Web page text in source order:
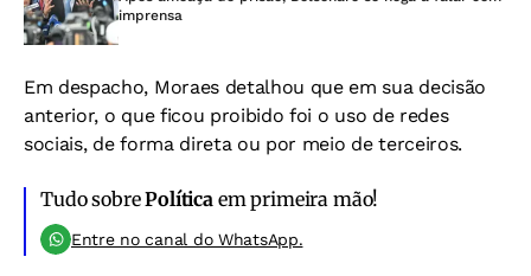
imprensa
Em despacho, Moraes detalhou que em sua decisão
anterior, o que ficou proibido foi o uso de redes
sociais, de forma direta ou por meio de terceiros.
Tudo sobrePolíticaem primeira mão!
Entre no canal do WhatsApp.